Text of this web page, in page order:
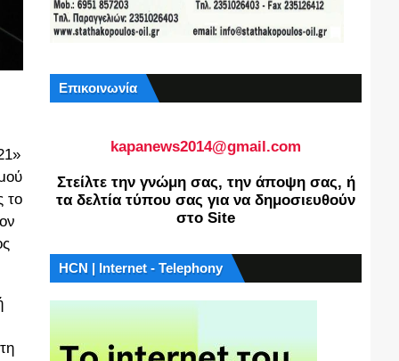
το
Επικοινωνία
kapanews2014@gmail.com
Στείλτε την γνώμη σας, την άποψη σας, ή
τα δελτία τύπου σας για να δημοσιευθούν
στο Site
HCN | Internet - Telephony